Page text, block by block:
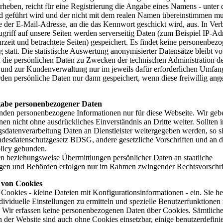
reicht für eine Registrierung die Angabe eines Namens - unter
geführt wird und der nicht mit dem realen Namen übereinstimmen
der E-Mail-Adresse, an die das Kennwort geschickt wird, aus. In
auf unsere Seiten werden serverseitig Daten (zum Beispiel IP-
und betrachtete Seiten) gespeichert. Es findet keine
statt. Die statistische Auswertung anonymisierter Datensätze bleibt
die persönlichen Daten zu Zwecken der technischen Administration
und zur Kundenverwaltung nur im jeweils dafür erforderlichen
persönliche Daten nur dann gespeichert, wenn diese freiwillig
personenbezogener Daten
personenbezogene Informationen nur für diese Webseite. Wir
nicht ohne ausdrückliches Einverständnis an Dritte weiter. Sollten
Daten an Dienstleister weitergegeben werden, so
BDSG, andere gesetzliche Vorschriften und an
gebunden.
beziehungsweise Übermittlungen persönlicher Daten an staatliche
und Behörden erfolgen nur im Rahmen zwingender
Cookies
- kleine Dateien mit Konfigurationsinformationen - ein. Sie
Einstellungen zu ermitteln und spezielle Benutzerfunktionen
Wir erfassen keine personenbezogenen Daten über Cookies. Sämtliche
der Website sind auch ohne Cookies einsetzbar, einige